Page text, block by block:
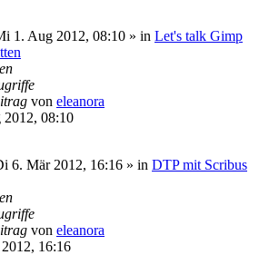
1. Aug 2012, 08:10 » in Let's talk Gimp
von eleanora
08:10
6. Mär 2012, 16:16 » in DTP mit Scribus
von eleanora
16:16